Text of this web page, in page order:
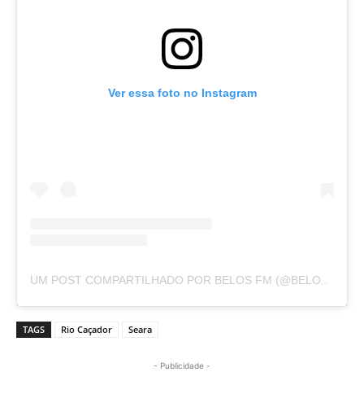
Ver essa foto no Instagram
TAGS Rio Caçador Seara
- Publicidade -